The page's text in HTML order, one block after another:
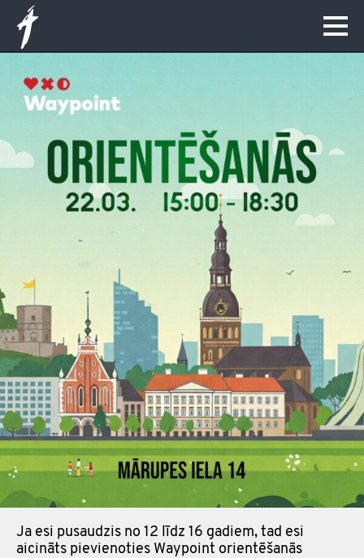
Ja esi pusaudzis no 12 līdz 16 gadiem, tad esi
aicināts pievienoties Waypoint orientēšanās